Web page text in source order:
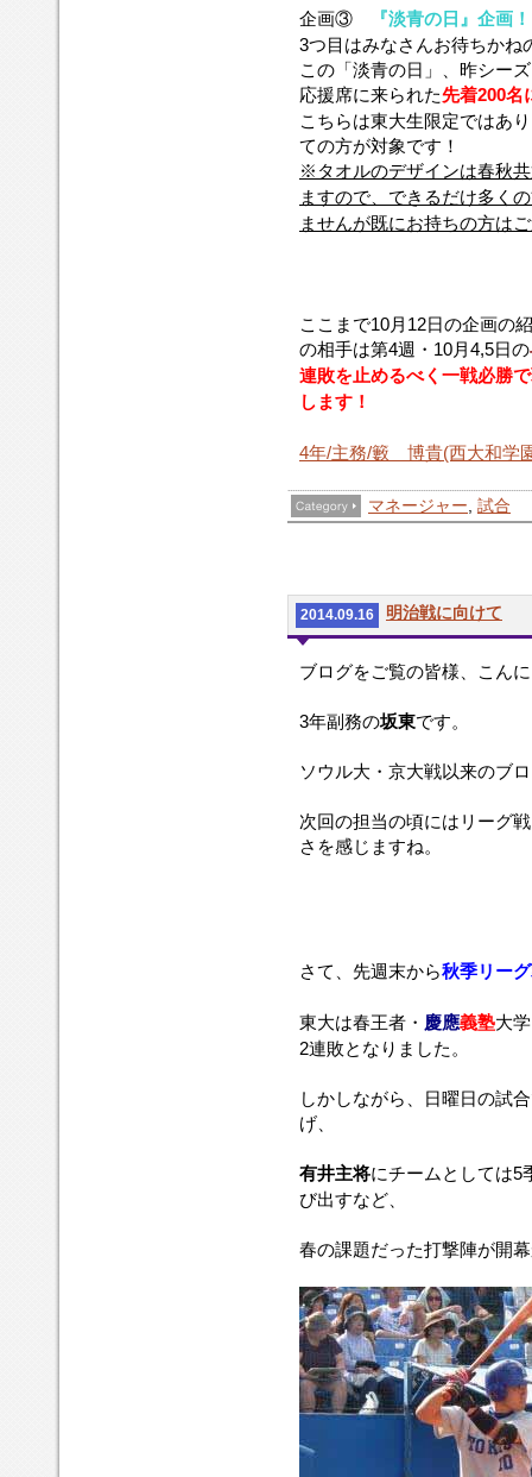
企画③
『淡青の日』企画
3つ目はみなさんお待ちかね
この「淡青の日」、昨シー
応援席に来られた先着200名
こちらは東大生限定ではあ
ての方が対象です！
※タオルのデザインは春秋
ますので、できるだけ多く
ませんが既にお持ちの方は
ここまで10月12日の企画の
の相手は第4週・10月4,5日の
連敗を止めるべく一戦必勝
します！
4年/主務/籔 博貴(西大和学
マネージャー, 試合
2014.09.16 明治戦に向けて
ブログをご覧の皆様、こん
3年副務の坂東です。
ソウル大・京大戦以来のブ
次回の担当の頃にはリーグ
さを感じますね。
さて、先週末から秋季リー
東大は春王者・ 慶應義塾大
2連敗となりました。
しかしながら、日曜日の試
げ、
有井主将にチームとしては5
び出すなど、
春の課題だった打撃陣が開